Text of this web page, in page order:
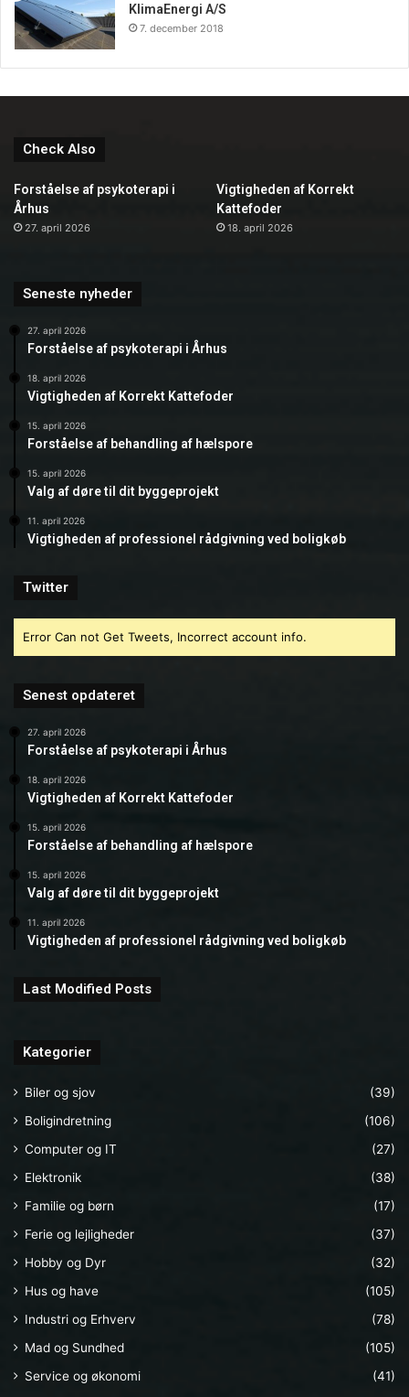
KlimaEnergi A/S
7. december 2018
Check Also
Forståelse af psykoterapi i
Århus
27. april 2026
Vigtigheden af Korrekt
Kattefoder
18. april 2026
Seneste nyheder
27. april 2026
Forståelse af psykoterapi i Århus
18. april 2026
Vigtigheden af Korrekt Kattefoder
15. april 2026
Forståelse af behandling af hælspore
15. april 2026
Valg af døre til dit byggeprojekt
11. april 2026
Vigtigheden af professionel rådgivning ved boligkøb
Twitter
Error Can not Get Tweets, Incorrect account info.
Senest opdateret
27. april 2026
Forståelse af psykoterapi i Århus
18. april 2026
Vigtigheden af Korrekt Kattefoder
15. april 2026
Forståelse af behandling af hælspore
15. april 2026
Valg af døre til dit byggeprojekt
11. april 2026
Vigtigheden af professionel rådgivning ved boligkøb
Last Modified Posts
Kategorier
Biler og sjov
(39)
Boligindretning
(106)
Computer og IT
(27)
Elektronik
(38)
Familie og børn
(17)
Ferie og lejligheder
(37)
Hobby og Dyr
(32)
Hus og have
(105)
Industri og Erhverv
(78)
Mad og Sundhed
(105)
Service og økonomi
(41)